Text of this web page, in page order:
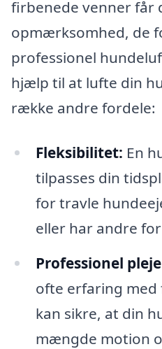
firbenede venner får
opmærksomhed, de
professionel
hjælp til at lufte din
række andre fordele:
Fleksibilitet: En
tilpasses din
for travle
eller har andre
Professionel
ofte erfaring med
kan sikre, at din
mængde motion